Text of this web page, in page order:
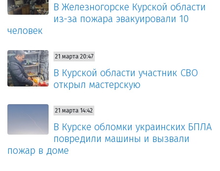
В Железногорске Курской области
из-за пожара эвакуировали 10
человек
21 марта 20:47
В Курской области участник СВО
открыл мастерскую
21 марта 14:42
В Курске обломки украинских БПЛА
повредили машины и вызвали
пожар в доме